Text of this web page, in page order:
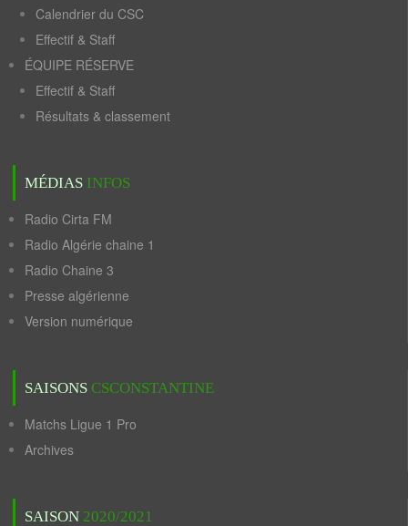
Calendrier du CSC
Effectif & Staff
ÉQUIPE RÉSERVE
Effectif & Staff
Résultats & classement
MÉDIAS INFOS
Radio Cirta FM
Radio Algérie chaine 1
Radio Chaine 3
Presse algérienne
Version numérique
SAISONS CSCONSTANTINE
Matchs Ligue 1 Pro
Archives
SAISON 2020/2021